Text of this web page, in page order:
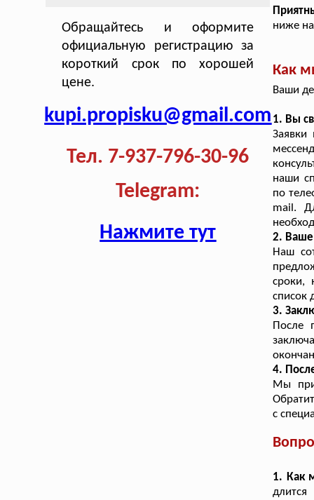
Обращайтесь и оформите
официальную регистрацию за
короткий срок по хорошей
цене.
kupi.propisku@gmail.com
Тел. 7-937-796-30-96
Telegram:
Нажмите тут
ниже
Как
Ваши
1. Вы
наши
по
mail.
2. Ваше
Наш
сроки,
список
3.
После
4.
Мы
с
1. Как